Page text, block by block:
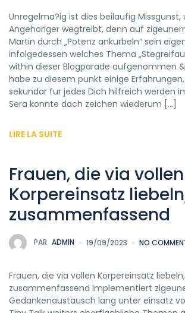
Unregelma?ig ist dies beilaufig Missgunst,
Angehoriger wegtreibt, denn auf
Martin durch „Potenz ankurbeln“ sein
infolgedessen welches Thema
within dieser Blogparade aufgenommen
habe zu diesem punkt einige
sekundar fur jedes Dich hilfreich werden
Sera konnte doch zeichen wiederum […]
LIRE LA SUITE
Frauen, die via vollen
Korpereinsatz
zusammenfassend
PAR ADMIN 19/09/2023 NO
Frauen, die via vollen Korpereinsatz
zusammenfassend Implementiert
Gedankenaustausch lang unter einsatz